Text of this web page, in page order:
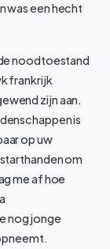
was een hecht
noodtoestand
frankrijk
zijn aan.
is
op uw
om
me af hoe
nog jonge